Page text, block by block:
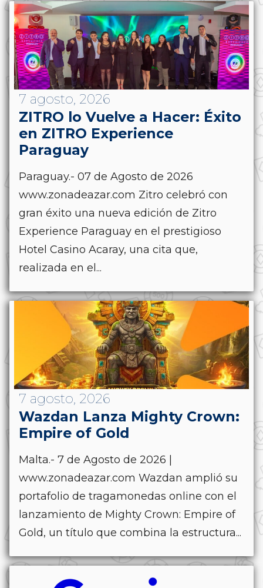
7 agosto, 2026
ZITRO lo Vuelve a Hacer: Éxito
en ZITRO Experience
Paraguay
Paraguay.- 07 de Agosto de 2026
www.zonadeazar.com Zitro celebró con
gran éxito una nueva edición de Zitro
Experience Paraguay en el prestigioso
Hotel Casino Acaray, una cita que,
realizada en el...
7 agosto, 2026
Wazdan Lanza Mighty Crown:
Empire of Gold
Malta.- 7 de Agosto de 2026 |
www.zonadeazar.com Wazdan amplió su
portafolio de tragamonedas online con el
lanzamiento de Mighty Crown: Empire of
Gold, un título que combina la estructura...